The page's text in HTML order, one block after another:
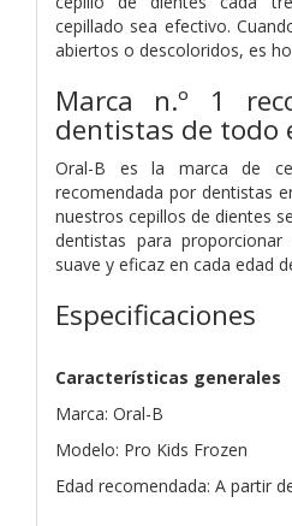
cepillado sea efectivo.
abiertos o descoloridos, es
Marca n.º 1
dentistas de todo
Oral-B es la marca de
recomendada por dentistas
nuestros cepillos de dientes
dentistas para
suave y eficaz en cada edad
Especificaciones
Características generales
Marca: Oral-B
Modelo: Pro Kids Frozen
Edad recomendada: A partir